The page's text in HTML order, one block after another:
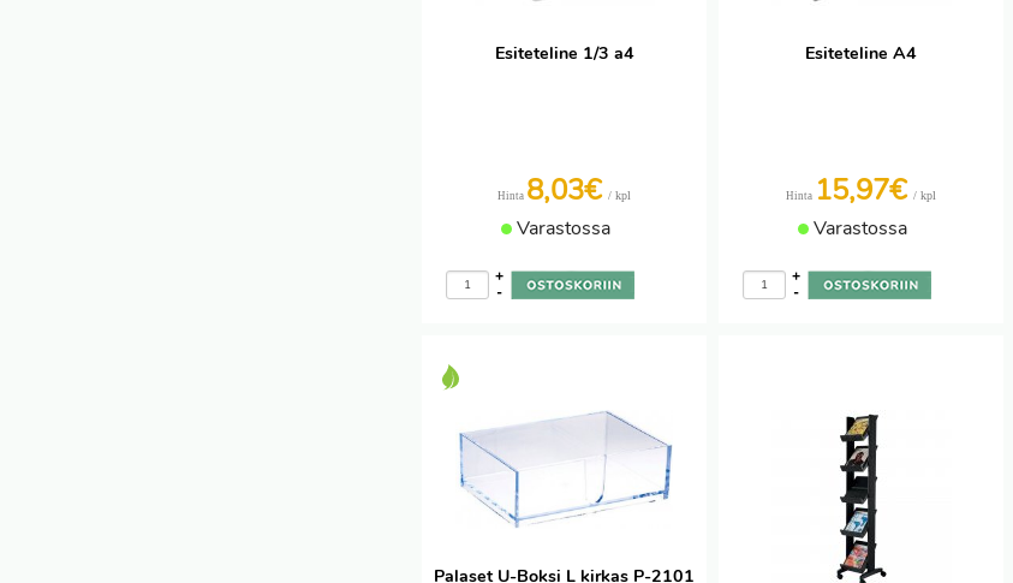
Esiteteline 1/3 a4
Hinta 8,03€ / kpl
Varastossa
-
+
Esiteteline A4
Hinta 15,97€ / kpl
Varastossa
-
+
Palaset U-Boksi L kirkas P-2101